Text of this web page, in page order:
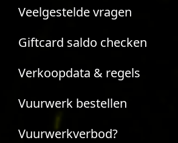
Veelgestelde vragen
Giftcard saldo checken
Verkoopdata & regels
Vuurwerk bestellen
Vuurwerkverbod?